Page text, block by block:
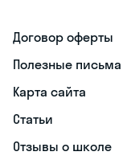
Договор оферты
Полезные письма
Карта сайта
Статьи
Отзывы о школе